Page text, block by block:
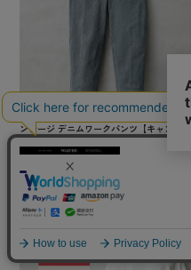
実物 USED スイス軍 1950年代 前期型 ヴィ
ンテージ デニムワークパンツ【キャンペー
ン対象外】【I】ミリタリー 古着